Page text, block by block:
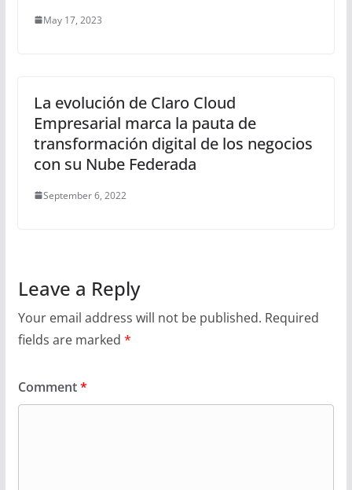
May 17, 2023
La evolución de Claro Cloud
Empresarial marca la pauta de
transformación digital de los negocios
con su Nube Federada
September 6, 2022
Leave a Reply
Your email address will not be published. Required
fields are marked *
Comment*